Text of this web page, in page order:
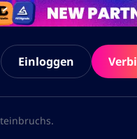
Einloggen